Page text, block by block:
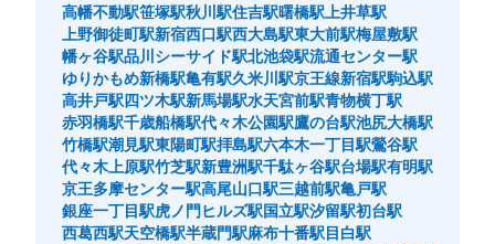
高幡不動駅笹塚駅秋川駅住吉駅曙橋駅 上井草駅
上野御徒町駅新宿西口駅西大島駅東大前駅梅屋敷駅
幡ヶ谷駅品川シーサイド駅北池袋駅流通センター駅
ゆりかもめ新橋駅亀有駅久米川駅京王線新宿駅駒込駅
高井戸駅四ツ木駅新馬場駅水天宮前駅青物横丁駅
赤羽橋駅千歳船橋駅代々木公園駅鷹の台駅池尻大橋駅
竹橋駅潮見駅東陽町駅拝島駅六本木一丁目駅鶯谷駅
代々木上原駅竹芝駅新豊洲駅千駄ヶ谷駅台場駅有明駅
京王多摩センター駅高尾山口駅三越前駅亀戸駅
銀座一丁目駅虎ノ門ヒルズ駅国立駅汐留駅初台駅
西葛西駅天空橋駅半蔵門駅麻布十番駅目白駅